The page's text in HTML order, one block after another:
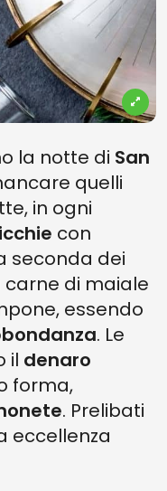
la notte di San
quelli
in ogni
con
seconda dei
carne di maiale
essendo
. Le
il denaro
forma,
. Prelibati
eccellenza